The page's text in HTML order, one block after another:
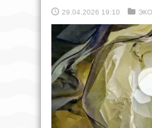
29.04.2026 19:10